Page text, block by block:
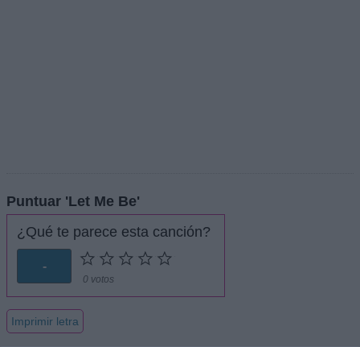
Puntuar 'Let Me Be'
¿Qué te parece esta canción?
-
0 votos
Imprimir letra